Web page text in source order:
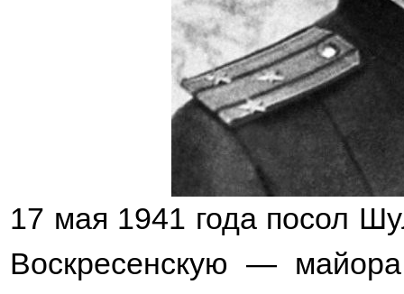
17 мая 1941 года посол
Воскресенскую —